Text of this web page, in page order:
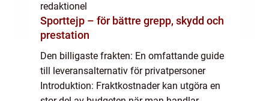
redaktionel
Sporttejp – för bättre grepp, skydd och
prestation
Den billigaste frakten: En omfattande guide
till leveransalternativ för privatpersoner
Introduktion: Fraktkostnader kan utgöra en